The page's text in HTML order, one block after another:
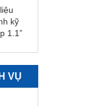
kỹ
VỤ